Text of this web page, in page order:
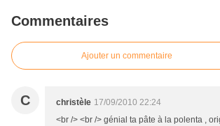
Commentaires
Ajouter un commentaire
C christèle 17/09/2010 22:24
<br /> <br /> génial ta pâte à la polenta ,